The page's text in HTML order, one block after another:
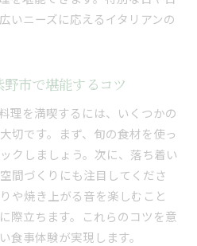
いニーズに応えるイタリアンの
市で堪能するコツ
理を満喫するには、いくつかの
切です。まず、旬の食材を使っ
クしましょう。次に、落ち着い
間づくりにも注目してくださ
や焼き上がる音を楽しむこと
際立ちます。これらのコツを意
食事体験が実現します。